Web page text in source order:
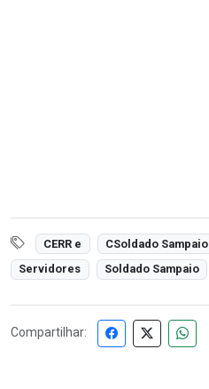
CERR e CSoldado Sampaio
Servidores
Soldado Sampaio
Compartilhar: